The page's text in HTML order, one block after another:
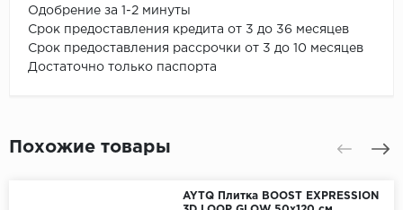
Одобрение за 1-2 минуты
Срок предоставления кредита от 3 до 36 месяцев
Срок предоставления рассрочки от 3 до 10 месяцев
Достаточно только паспорта
Похожие товары
AYTQ Плитка BOOST EXPRESSION